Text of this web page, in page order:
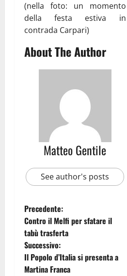
(nella foto: un momento
della festa estiva in
contrada Carpari)
About The Author
Matteo Gentile
See author's posts
Precedente:
Contro il Melfi per sfatare il
tabù trasferta
Successivo:
Il Popolo d’Italia si presenta a
Martina Franca